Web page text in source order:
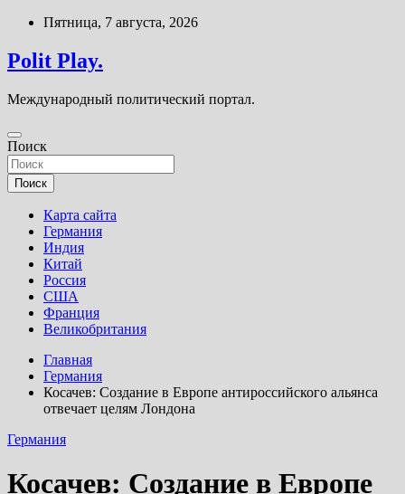
Перейти
содержимому
Пятница, 7 августа, 2026
Polit Play.
Международный политический портал.
Поиск
Поиск
Карта сайта
Германия
Индия
Китай
Россия
США
Франция
Великобритания
Главная
Германия
Косачев: Создание в Европе антироссийского альянса
отвечает целям Лондона
Германия
Косачев: Создание в Европе